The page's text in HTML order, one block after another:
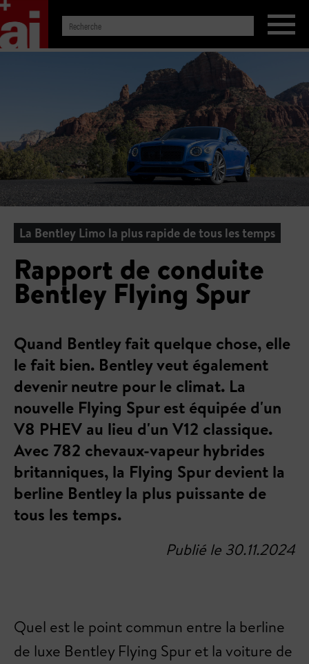
La Bentley Limo la plus rapide de tous les temps
Rapport de conduite
Bentley Flying Spur
Quand Bentley fait quelque chose, elle
le fait bien. Bentley veut également
devenir neutre pour le climat. La
nouvelle Flying Spur est équipée d'un
V8 PHEV au lieu d'un V12 classique.
Avec 782 chevaux-vapeur hybrides
britanniques, la Flying Spur devient la
berline Bentley la plus puissante de
tous les temps.
Publié le 30.11.2024
Quel est le point commun entre la berline
de luxe Bentley Flying Spur et la voiture de